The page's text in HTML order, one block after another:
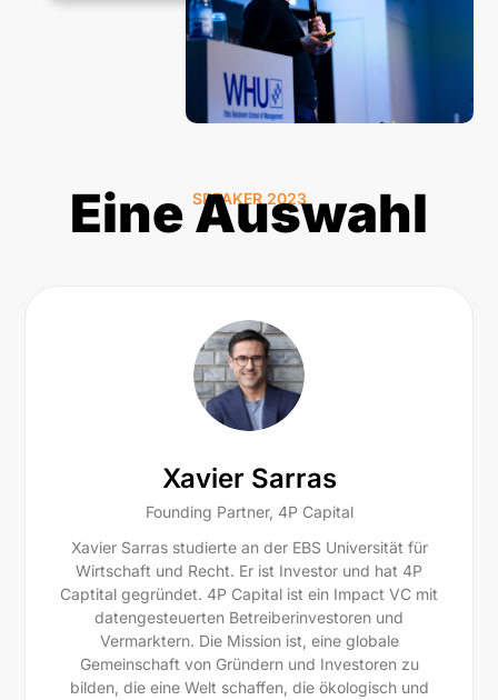
SPEAKER 2023
Eine Auswahl
Xavier Sarras
Founding Partner, 4P Capital
Xavier Sarras studierte an der EBS Universität für
Wirtschaft und Recht. Er ist Investor und hat 4P
Captital gegründet. 4P Capital ist ein Impact VC mit
datengesteuerten Betreiberinvestoren und
Vermarktern. Die Mission ist, eine globale
Gemeinschaft von Gründern und Investoren zu
bilden, die eine Welt schaffen, die ökologisch und